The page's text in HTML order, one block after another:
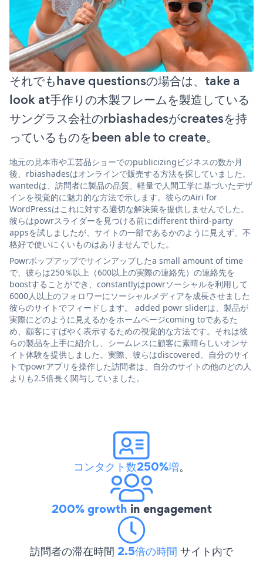
それでもhave questionsの場合は、take a
look at手作りの木製フレームを製造している
サングラス会社のrbiashadesがcreatesを持
っているものをbeen able to create。
地元の見本市や工芸品ショーでのpublicizingビジネスの数か月
後、rbiashadesはオンラインで販売する方法を探していました。
wantedは、訪問者に製品の品質、軽量で人間工学に基づいたデザ
インを視覚的に魅力的な方法で示します。彼らのAiri for
WordPressはこれに対する適切な解決策を提供しませんでした。
彼らはpowrスライダーを見つける前にdifferent third-party
appsを試しましたが、サイトの一部であるかのように見えず、不
格好で使いにくいものはありませんでした。
Powrポップアップでサインアップしたa small amount of time
で、彼らは250％以上（600以上の実際の連絡先）の連絡先を
boostすることができ、constantlyはpowrソーシャルを利用して
6000人以上のフォロワーにソーシャルメディアを成長させました
彼らのサイトでフィードします。 added powr sliderは、製品が
実際にどのように見えるかをホームページcoming toであるた
め、顧客にすばやく表示するための視覚的な方法です。それは彼
らの製品を上手に紹介し、シームレスに顧客に素晴らしいオンサ
イト体験を提供しました。実際、彼らはdiscovered、自分のサイ
トでpowrアプリを操作した訪問者は、自分のサイトの他のどの人
よりも2.5倍長く関与していました。
コンタクト数250%増。
200% growth in engagement
訪問者の滞在時間 2.5倍の時間 サイト内で